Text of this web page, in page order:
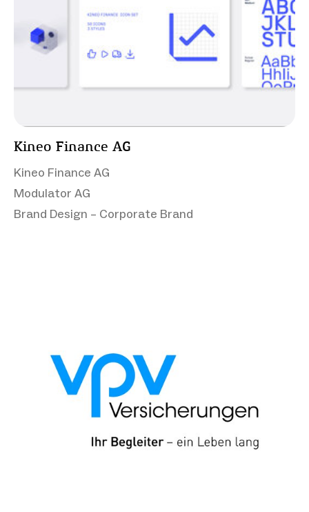
Kineo Finance AG
Kineo Finance AG
Modulator AG
Brand Design – Corporate Brand